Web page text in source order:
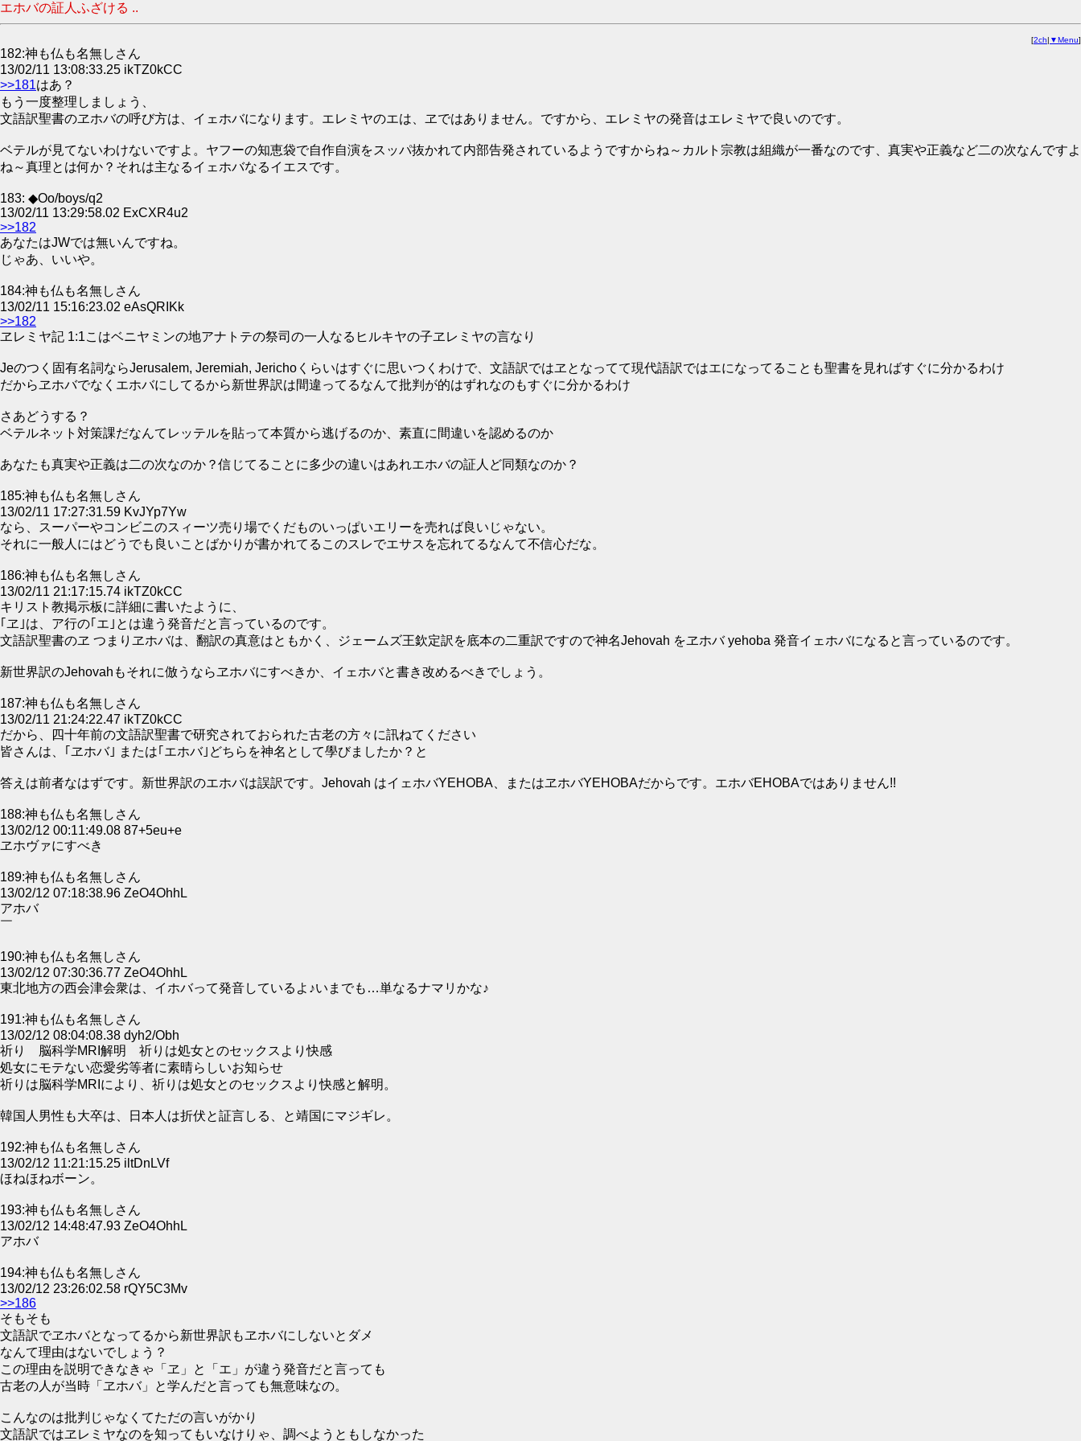
エホバの証人ふざける ..
[2ch| ▼Menu]
182:神も仏も名無しさん
13/02/11 13:08:33.25 ikTZ0kCC
>>181はあ？
もう一度整理しましょう、
文語訳聖書のヱホバの呼び方は、イェホバになります。エレミヤのエは、ヱではありません。ですから、エレミヤの発音はエレミヤで良いのです。
ベテルが見てないわけないですよ。ヤフーの知恵袋で自作自演をスッパ抜かれて内部告発されているようですからね～カルト宗教は組織が一番なのです、真実や正義など二の次なんですよ
ね～真理とは何か？それは主なるイェホバなるイエスです。
183: ◆Oo/boys/q2
13/02/11 13:29:58.02 ExCXR4u2
>>182
あなたはJWでは無いんですね。
じゃあ、いいや。
184:神も仏も名無しさん
13/02/11 15:16:23.02 eAsQRIKk
>>182
ヱレミヤ記 1:1こはベニヤミンの地アナトテの祭司の一人なるヒルキヤの子ヱレミヤの言なり
Jeのつく固有名詞ならJerusalem, Jeremiah, Jerichoくらいはすぐに思いつくわけで、文語訳ではヱとなってて現代語訳ではエになってることも聖書を見ればすぐに分かるわけ
だからヱホバでなくエホバにしてるから新世界訳は間違ってるなんて批判が的はずれなのもすぐに分かるわけ
さあどうする？
ベテルネット対策課だなんてレッテルを貼って本質から逃げるのか、素直に間違いを認めるのか
あなたも真実や正義は二の次なのか？信じてることに多少の違いはあれエホバの証人ど同類なのか？
185:神も仏も名無しさん
13/02/11 17:27:31.59 KvJYp7Yw
なら、スーパーやコンビニのスィーツ売り場でくだものいっぱいエリーを売れば良いじゃない。
それに一般人にはどうでも良いことばかりが書かれてるこのスレでエサスを忘れてるなんて不信心だな。
186:神も仏も名無しさん
13/02/11 21:17:15.74 ikTZ0kCC
キリスト教掲示板に詳細に書いたように、
｢ヱ｣は、ア行の｢エ｣とは違う発音だと言っているのです。
文語訳聖書のヱ つまりヱホバは、翻訳の真意はともかく、ジェームズ王欽定訳を底本の二重訳ですので神名Jehovah をヱホバ yehoba 発音イェホバになると言っているのです。
新世界訳のJehovahもそれに倣うならヱホバにすべきか、イェホバと書き改めるべきでしょう。
187:神も仏も名無しさん
13/02/11 21:24:22.47 ikTZ0kCC
だから、四十年前の文語訳聖書で研究されておられた古老の方々に訊ねてください
皆さんは、｢ヱホバ｣ または｢エホバ｣どちらを神名として學びましたか？と
答えは前者なはずです。新世界訳のエホバは誤訳です。Jehovah はイェホバYEHOBA、またはヱホバYEHOBAだからです。エホバEHOBAではありません!!
188:神も仏も名無しさん
13/02/12 00:11:49.08 87+5eu+e
ヱホヴァにすべき
189:神も仏も名無しさん
13/02/12 07:18:38.96 ZeO4OhhL
アホバ
￣
190:神も仏も名無しさん
13/02/12 07:30:36.77 ZeO4OhhL
東北地方の西会津会衆は、イホバって発音しているよ♪いまでも…単なるナマリかな♪
191:神も仏も名無しさん
13/02/12 08:04:08.38 dyh2/Obh
祈り 脳科学MRI解明 祈りは処女とのセックスより快感
処女にモテない恋愛劣等者に素晴らしいお知らせ
祈りは脳科学MRIにより、祈りは処女とのセックスより快感と解明。
韓国人男性も大卒は、日本人は折伏と証言しる、と靖国にマジギレ。
192:神も仏も名無しさん
13/02/12 11:21:15.25 iltDnLVf
ほねほねボーン。
193:神も仏も名無しさん
13/02/12 14:48:47.93 ZeO4OhhL
アホバ
194:神も仏も名無しさん
13/02/12 23:26:02.58 rQY5C3Mv
>>186
そもそも
文語訳でヱホバとなってるから新世界訳もヱホバにしないとダメ
なんて理由はないでしょう？
この理由を説明できなきゃ「ヱ」と「エ」が違う発音だと言っても
古老の人が当時「ヱホバ」と学んだと言っても無意味なの。
こんなのは批判じゃなくてただの言いがかり
文語訳ではヱレミヤなのを知ってもいなけりゃ、調べようともしなかった